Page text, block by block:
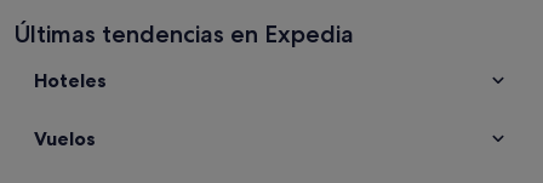
Últimas tendencias en Expedia
Hoteles
Vuelos